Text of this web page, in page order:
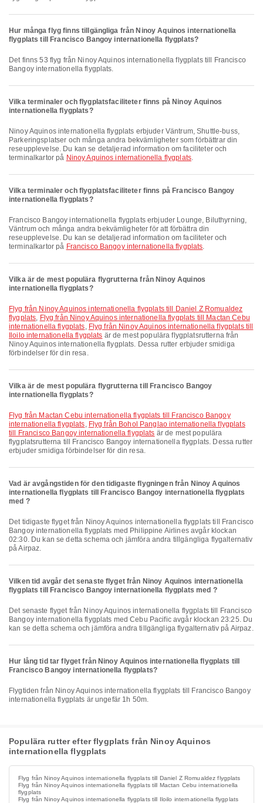
Hur många flyg finns tillgängliga från Ninoy Aquinos internationella
flygplats till Francisco Bangoy internationella flygplats?
Det finns 53 flyg från Ninoy Aquinos internationella flygplats till Francisco
Bangoy internationella flygplats.
Vilka terminaler och flygplatsfaciliteter finns på Ninoy Aquinos
internationella flygplats?
Ninoy Aquinos internationella flygplats erbjuder Väntrum, Shuttle-buss,
Parkeringsplatser och många andra bekvämligheter som förbättrar din
reseupplevelse. Du kan se detaljerad information om faciliteter och
terminalkartor på Ninoy Aquinos internationella flygplats.
Vilka terminaler och flygplatsfaciliteter finns på Francisco Bangoy
internationella flygplats?
Francisco Bangoy internationella flygplats erbjuder Lounge, Biluthyrning,
Väntrum och många andra bekvämligheter för att förbättra din
reseupplevelse. Du kan se detaljerad information om faciliteter och
terminalkartor på Francisco Bangoy internationella flygplats.
Vilka är de mest populära flygrutterna från Ninoy Aquinos
internationella flygplats?
Flyg från Ninoy Aquinos internationella flygplats till Daniel Z Romualdez
flygplats, Flyg från Ninoy Aquinos internationella flygplats till Mactan Cebu
internationella flygplats, Flyg från Ninoy Aquinos internationella flygplats till
Iloilo internationella flygplats är de mest populära flygplatsrutterna från
Ninoy Aquinos internationella flygplats. Dessa rutter erbjuder smidiga
förbindelser för din resa.
Vilka är de mest populära flygrutterna till Francisco Bangoy
internationella flygplats?
Flyg från Mactan Cebu internationella flygplats till Francisco Bangoy
internationella flygplats, Flyg från Bohol Panglao internationella flygplats
till Francisco Bangoy internationella flygplats är de mest populära
flygplatsrutterna till Francisco Bangoy internationella flygplats. Dessa rutter
erbjuder smidiga förbindelser för din resa.
Vad är avgångstiden för den tidigaste flygningen från Ninoy Aquinos
internationella flygplats till Francisco Bangoy internationella flygplats
med ?
Det tidigaste flyget från Ninoy Aquinos internationella flygplats till Francisco
Bangoy internationella flygplats med Philippine Airlines avgår klockan
02:30. Du kan se detta schema och jämföra andra tillgängliga flygalternativ
på Airpaz.
Vilken tid avgår det senaste flyget från Ninoy Aquinos internationella
flygplats till Francisco Bangoy internationella flygplats med ?
Det senaste flyget från Ninoy Aquinos internationella flygplats till Francisco
Bangoy internationella flygplats med Cebu Pacific avgår klockan 23:25. Du
kan se detta schema och jämföra andra tillgängliga flygalternativ på Airpaz.
Hur lång tid tar flyget från Ninoy Aquinos internationella flygplats till
Francisco Bangoy internationella flygplats?
Flygtiden från Ninoy Aquinos internationella flygplats till Francisco Bangoy
internationella flygplats är ungefär 1h 50m.
Populära rutter efter flygplats från Ninoy Aquinos
internationella flygplats
Flyg från Ninoy Aquinos internationella flygplats till Daniel Z Romualdez flygplats
Flyg från Ninoy Aquinos internationella flygplats till Mactan Cebu internationella
flygplats
Flyg från Ninoy Aquinos internationella flygplats till Iloilo internationella flygplats